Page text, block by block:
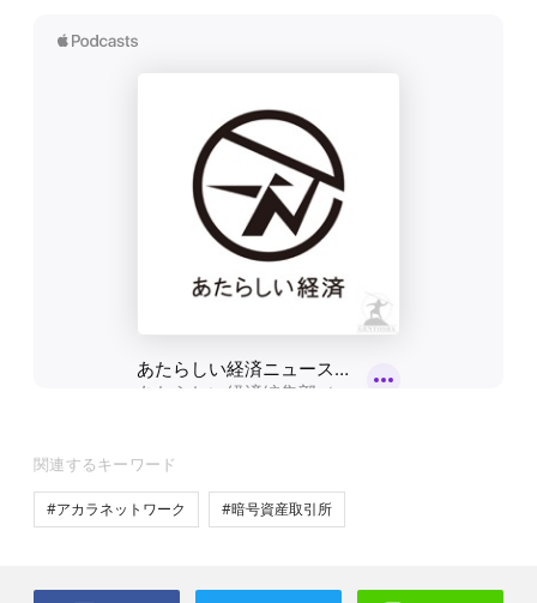
関連するキーワード
#アカラネットワーク #暗号資産取引所